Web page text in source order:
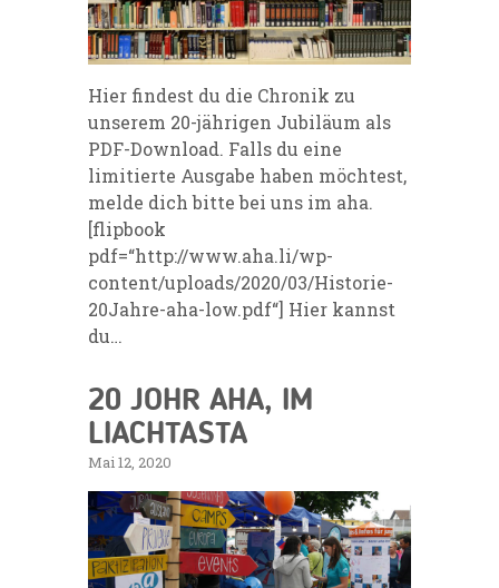
Hier findest du die Chronik zu
unserem 20-jährigen Jubiläum als
PDF-Download. Falls du eine
limitierte Ausgabe haben möchtest,
melde dich bitte bei uns im aha.
[flipbook
pdf=“http://www.aha.li/wp-
content/uploads/2020/03/Historie-
20Jahre-aha-low.pdf“] Hier kannst
du…
20 JOHR AHA, IM
LIACHTASTA
Mai 12, 2020